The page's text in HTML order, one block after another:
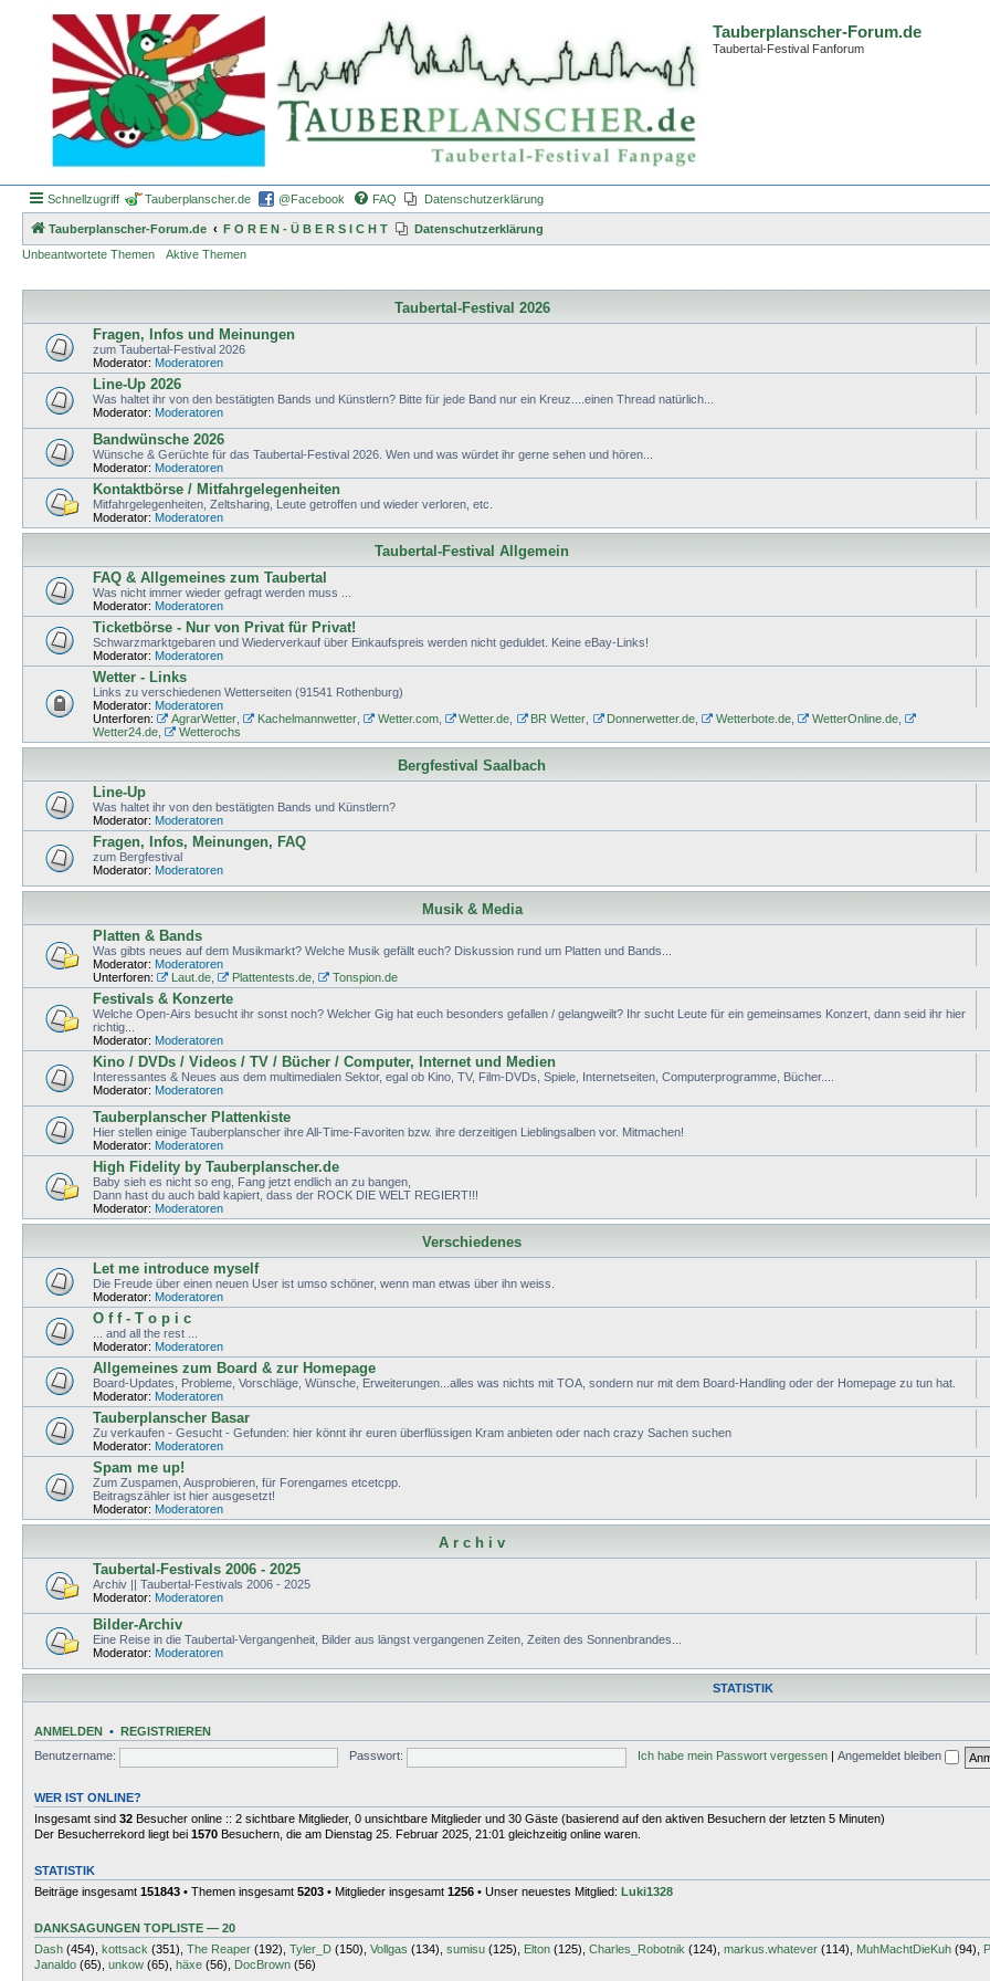
Tauberplanscher-Forum.de
Taubertal-Festival Fanforum
Schnellzugriff Tauberplanscher.de @Facebook FAQ Datenschutzerklärung
Tauberplanscher-Forum.de F O R E N - Ü B E R S I C H T
Datenschutzerklärung
Unbeantwortete Themen
Aktive Themen
Taubertal-Festival 2026
Fragen, Infos und Meinungen
zum Taubertal-Festival 2026
Moderator: Moderatoren
Line-Up 2026
Was haltet ihr von den bestätigten Bands und Künstlern? Bitte für jede Band nur ein Kreuz....einen Thread natürlich...
Moderator: Moderatoren
Bandwünsche 2026
Wünsche & Gerüchte für das Taubertal-Festival 2026. Wen und was würdet ihr gerne sehen und hören...
Moderator: Moderatoren
Kontaktbörse / Mitfahrgelegenheiten
Mitfahrgelegenheiten, Zeltsharing, Leute getroffen und wieder verloren, etc.
Moderator: Moderatoren
Taubertal-Festival Allgemein
FAQ & Allgemeines zum Taubertal
Was nicht immer wieder gefragt werden muss ...
Moderator: Moderatoren
Ticketbörse - Nur von Privat für Privat!
Schwarzmarktgebaren und Wiederverkauf über Einkaufspreis werden nicht geduldet. Keine eBay-Links!
Moderator: Moderatoren
Wetter - Links
Links zu verschiedenen Wetterseiten (91541 Rothenburg)
Moderator: Moderatoren
Unterforen:
AgrarWetter, Kachelmannwetter, Wetter.com, Wetter.de BR Wetter Donnerwetter.de , Wetterbote.de, WetterOnline.de,
Wetter24.de
Wetterochs
Bergfestival Saalbach
Line-Up
Was haltet ihr von den bestätigten Bands und Künstlern?
Moderator: Moderatoren
Fragen, Infos, Meinungen, FAQ
zum Bergfestival
Moderator: Moderatoren
Musik & Media
Platten & Bands
Was gibts neues auf dem Musikmarkt? Welche Musik gefällt euch? Diskussion rund um Platten und Bands...
Moderator: Moderatoren
Unterforen:
Laut.de, Plattentests.de, Tonspion.de
Festivals & Konzerte
Welche Open-Airs besucht ihr sonst noch? Welcher Gig hat euch besonders gefallen / gelangweilt? Ihr sucht Leute für ein gemeinsames Konzert, dann seid ihr hier
richtig...
Moderator: Moderatoren
Kino / DVDs / Videos / TV / Bücher / Computer, Internet und Medien
Interessantes & Neues aus dem multimedialen Sektor, egal ob Kino, TV, Film-DVDs, Spiele, Internetseiten, Computerprogramme, Bücher....
Moderator: Moderatoren
Tauberplanscher Plattenkiste
Hier stellen einige Tauberplanscher ihre All-Time-Favoriten bzw. ihre derzeitigen Lieblingsalben vor. Mitmachen!
Moderator: Moderatoren
High Fidelity by Tauberplanscher.de
Baby sieh es nicht so eng, Fang jetzt endlich an zu bangen,
Dann hast du auch bald kapiert, dass der ROCK DIE WELT REGIERT!!!
Moderator: Moderatoren
Verschiedenes
Let me introduce myself
Die Freude über einen neuen User ist umso schöner, wenn man etwas über ihn weiss.
Moderator: Moderatoren
O f f - T o p i c
... and all the rest ...
Moderator: Moderatoren
Allgemeines zum Board & zur Homepage
Board-Updates, Probleme, Vorschläge, Wünsche, Erweiterungen...alles was nichts mit TOA, sondern nur mit dem Board-Handling oder der Homepage zu tun hat.
Moderator: Moderatoren
Tauberplanscher Basar
Zu verkaufen - Gesucht - Gefunden: hier könnt ihr euren überflüssigen Kram anbieten oder nach crazy Sachen suchen
Moderator: Moderatoren
Spam me up!
Zum Zuspamen, Ausprobieren, für Forengames etcetcpp.
Beitragszähler ist hier ausgesetzt!
Moderator: Moderatoren
A r c h i v
Taubertal-Festivals 2006 - 2025
Archiv || Taubertal-Festivals 2006 - 2025
Moderator: Moderatoren
Bilder-Archiv
Eine Reise in die Taubertal-Vergangenheit, Bilder aus längst vergangenen Zeiten, Zeiten des Sonnenbrandes...
Moderator: Moderatoren
STATISTIK
ANMELDEN • REGISTRIEREN
Benutzername:
Passwort: Ich habe mein Passwort vergessen Angemeldet bleiben
WER IST ONLINE?
Insgesamt sind 32 Besucher online :: 2 sichtbare Mitglieder, 0 unsichtbare Mitglieder und 30 Gäste (basierend auf den aktiven Besuchern der letzten 5 Minuten)
Der Besucherrekord liegt bei 1570 Besuchern, die am Dienstag 25. Februar 2025, 21:01 gleichzeitig online waren.
STATISTIK
Beiträge insgesamt 151843 • Themen insgesamt 5203 • Mitglieder insgesamt 1256 • Unser neuestes Mitglied: Luki1328
DANKSAGUNGEN TOPLISTE — 20
Dash (454), kottsack (351), The Reaper (192), Tyler_D (150), Vollgas (134), sumisu (125), Elton (125), Charles_Robotnik (124), markus.whatever (114), MuhMachtDieKuh (94),
Janaldo (65), unkow (65), häxe (56), DocBrown (56)